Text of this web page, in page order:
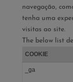
navegação,
tenha uma
visitas ao site.
The below list
COOKIE
_ga